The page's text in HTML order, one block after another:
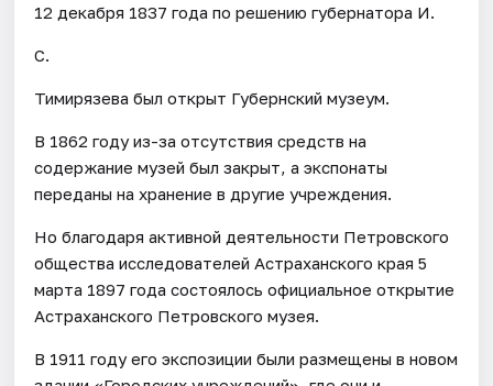
12 декабря 1837 года по решению губернатора И.
С.
Тимирязева был открыт Губернский музеум.
В 1862 году из-за отсутствия средств на
содержание музей был закрыт, а экспонаты
переданы на хранение в другие учреждения.
Но благодаря активной деятельности Петровского
общества исследователей Астраханского края 5
марта 1897 года состоялось официальное открытие
Астраханского Петровского музея.
В 1911 году его экспозиции были размещены в новом